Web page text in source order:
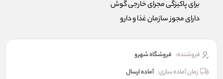
برای پاکیزگی مجرای خارجی گوش
دارای مجوز سازمان غذا و دارو
فروشنده: فروشگاه شهرو
زمان آماده سازی: آماده ارسال